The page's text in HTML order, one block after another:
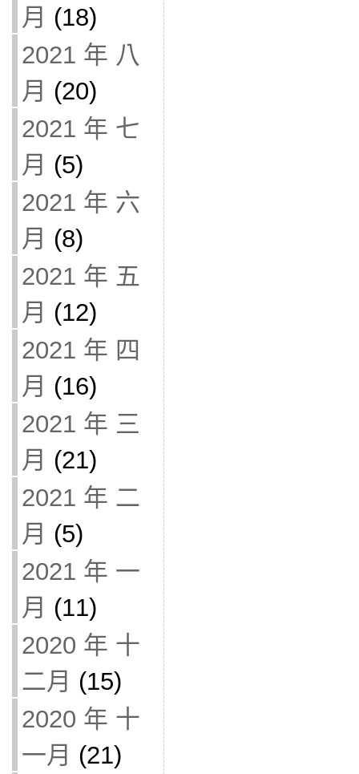
月 (18)
2021 年 八
月 (20)
2021 年 七
月 (5)
2021 年 六
月 (8)
2021 年 五
月 (12)
2021 年 四
月 (16)
2021 年 三
月 (21)
2021 年 二
月 (5)
2021 年 一
月 (11)
2020 年 十
二月 (15)
2020 年 十
一月 (21)